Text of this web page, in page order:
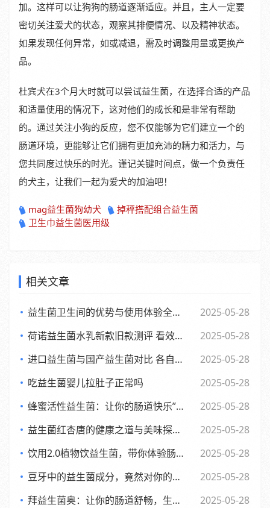
加。这样可以让狗狗的肠道逐渐适应。并且，主人一定要
密切关注爱犬的状态，观察其排便情况、以及精神状态。
如果发现任何异常，如或减退，需及时调整用量或更换产
品。
杜宾犬在3个月大时就可以尝试益生菌，在选择合适的产品
和适量使用的情况下，这对他们的成长和是非常有帮助
的。通过关注小狗的反应，您不仅能够为它们建立一个的
肠道环境，更能够让它们拥有更加充沛的精力和活力，与
您共同度过快乐的时光。谨记关键时间点，做一个负责任
的犬主，让我们一起为爱犬的加油吧！
mag益生菌狗幼犬
掉秤搭配组合益生菌
卫生巾益生菌医用级
相关文章
益生菌卫生间的优势与使用体验全面解析
2025-05-28
荷诺益生菌水乳新款旧款测评 看效果差异与使用感受
2025-05-28
进口益生菌与国产益生菌对比 各自优势及消费者该如何选择
2025-05-28
吃益生菌婴儿拉肚子正常吗
2025-05-28
蜂蜜活性益生菌：让你的肠道快乐”起来，享受生活每一天
2025-05-28
益生菌红杏唐的健康之道与美味探索之旅
2025-05-28
饮用2.0植物饮益生菌，带你体验肠道的全新活力风暴
2025-05-28
豆牙中的益生菌成分，竟然对你的肠道有如此奇妙的影响
2025-05-28
拜益生菌奥：让你的肠道舒畅，生活更轻松的小助手”
2025-05-28